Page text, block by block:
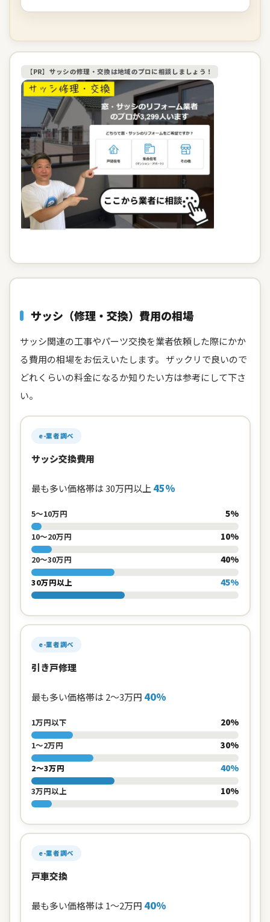
【PR】サッシの修理・交換は地域のプロに相談しましょう！
サッシ（修理・交換）費用の相場
サッシ関連の工事やパーツ交換を業者依頼した際にかか
る費用の相場をお伝えいたします。 ザックリで良いので
どれくらいの料金になるか知りたい方は参考にして下さ
い。
e-業者調べ
サッシ交換費用
最も多い価格帯は 30万円以上 45%
5〜10万円 5%
10〜20万円 10%
20〜30万円 40%
30万円以上 45%
e-業者調べ
引き戸修理
最も多い価格帯は 2〜3万円 40%
1万円以下 20%
1〜2万円 30%
2〜3万円 40%
3万円以上 10%
e-業者調べ
戸車交換
最も多い価格帯は 1〜2万円 40%